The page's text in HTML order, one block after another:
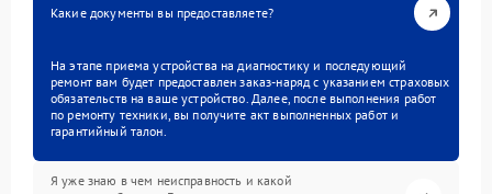
Какие документы вы предоставляете?
На этапе приема устройства на диагностику и последующий
ремонт вам будет предоставлен заказ-наряд с указанием страховых
обязательств на ваше устройство. Далее, после выполнения работ
по ремонту техники, вы получите акт выполненных работ и
гарантийный талон.
Я уже знаю в чем неисправность и какой